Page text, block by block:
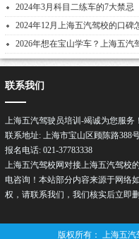
2024年3月科目二练车的7大禁忌
2024年12月上海五汽驾校的口碑
2026年想在宝山学车？上海五汽
联系我们
上海五汽驾驶员培训-竭诚为您服务
联系地址: 上海市宝山区顾陈路388
报名电话: 021-37783338
上海五汽驾校网对接上海五汽驾校
电咨询！本站部分内容来源于网络
权，请联系我们，我们核实后立即删
版权所有： 上海五汽